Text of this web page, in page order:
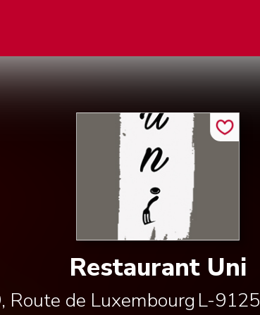
Restaurant Uni
Route de Luxembourg L-9125